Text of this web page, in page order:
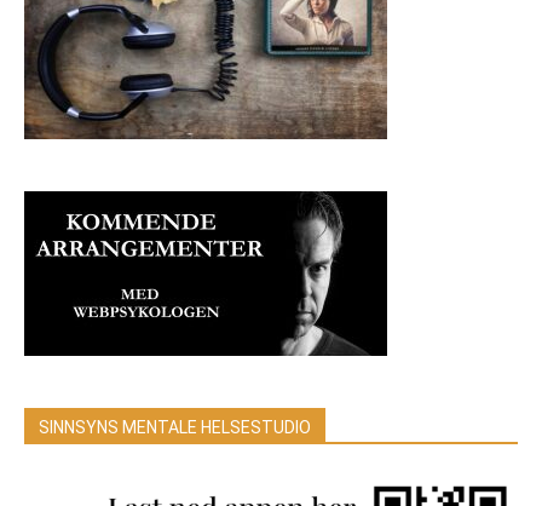
SINNSYNS MENTALE HELSESTUDIO